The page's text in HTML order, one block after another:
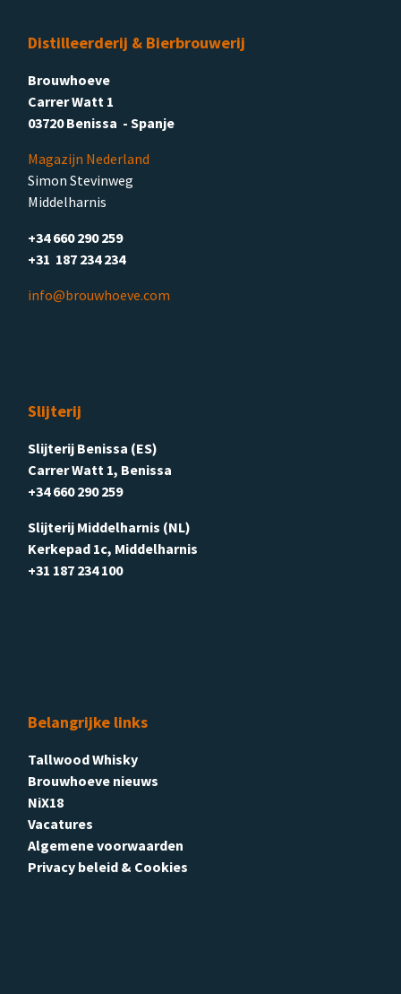
Distilleerderij & Bierbrouwerij
Brouwhoeve
Carrer Watt 1
03720 Benissa - Spanje
Magazijn Nederland
Simon Stevinweg
Middelharnis
+34 660 290 259
+31 187 234 234
info@brouwhoeve.com
Slijterij
Slijterij Benissa (ES)
Carrer Watt 1, Benissa
+34 660 290 259
Slijterij Middelharnis (NL)
Kerkepad 1c, Middelharnis
+31 187 234 100
Belangrijke links
Tallwood Whisky
Brouwhoeve nieuws
NiX18
Vacatures
Algemene voorwaarden
Privacy beleid & Cookies